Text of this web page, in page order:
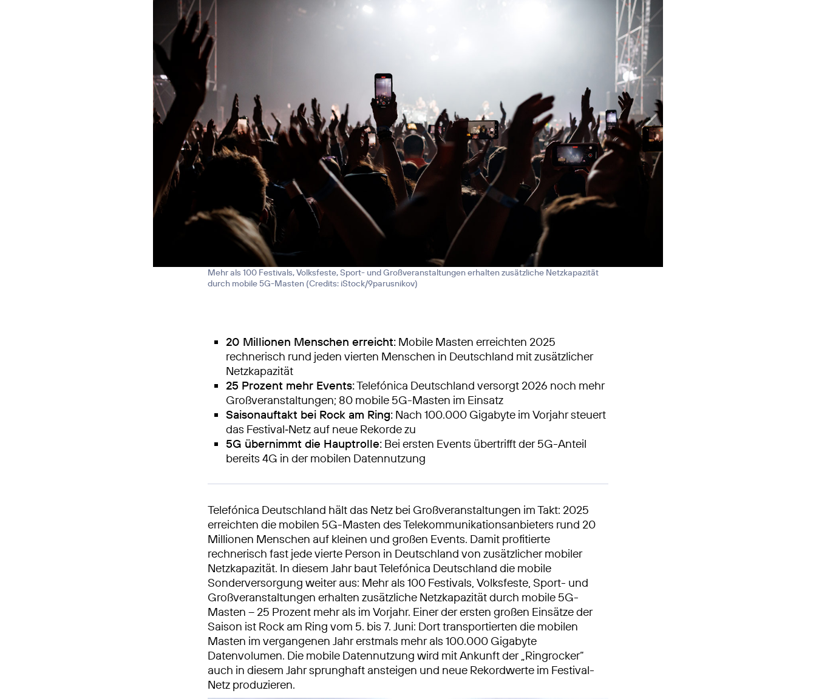
Mehr als 100 Festivals, Volksfeste, Sport- und Großveranstaltungen erhalten zusätzliche Netzkapazität
durch mobile 5G-Masten (Credits: iStock/9parusnikov)
20 Millionen Menschen erreicht: Mobile Masten erreichten 2025
rechnerisch rund jeden vierten Menschen in Deutschland mit zusätzlicher
Netzkapazität
25 Prozent mehr Events:Telefónica Deutschland versorgt 2026 noch mehr
Großveranstaltungen; 80 mobile 5G-Masten im Einsatz
Saisonauftakt bei Rock am Ring: Nach 100.000 Gigabyte im Vorjahr steuert
das Festival‑Netz auf neue Rekorde zu
5G übernimmt die Hauptrolle: Bei ersten Events übertrifft der 5G-Anteil
bereits 4G in der mobilen Datennutzung
Telefónica Deutschland hält das Netz bei Großveranstaltungen im Takt: 2025
erreichten die mobilen 5G-Masten des Telekommunikationsanbieters rund 20
Millionen Menschen auf kleinen und großen Events. Damit profitierte
rechnerisch fast jede vierte Person in Deutschland von zusätzlicher mobiler
Netzkapazität. In diesem Jahr baut Telefónica Deutschland die mobile
Sonderversorgung weiter aus: Mehr als 100 Festivals, Volksfeste, Sport- und
Großveranstaltungen erhalten zusätzliche Netzkapazität durch mobile 5G-
Masten – 25 Prozent mehr als im Vorjahr. Einer der ersten großen Einsätze der
Saison ist Rock am Ring vom 5. bis 7. Juni: Dort transportierten die mobilen
Masten im vergangenen Jahr erstmals mehr als 100.000 Gigabyte
Datenvolumen. Die mobile Datennutzung wird mit Ankunft der „Ringrocker“
auch in diesem Jahr sprunghaft ansteigen und neue Rekordwerte im Festival-
Netz produzieren.